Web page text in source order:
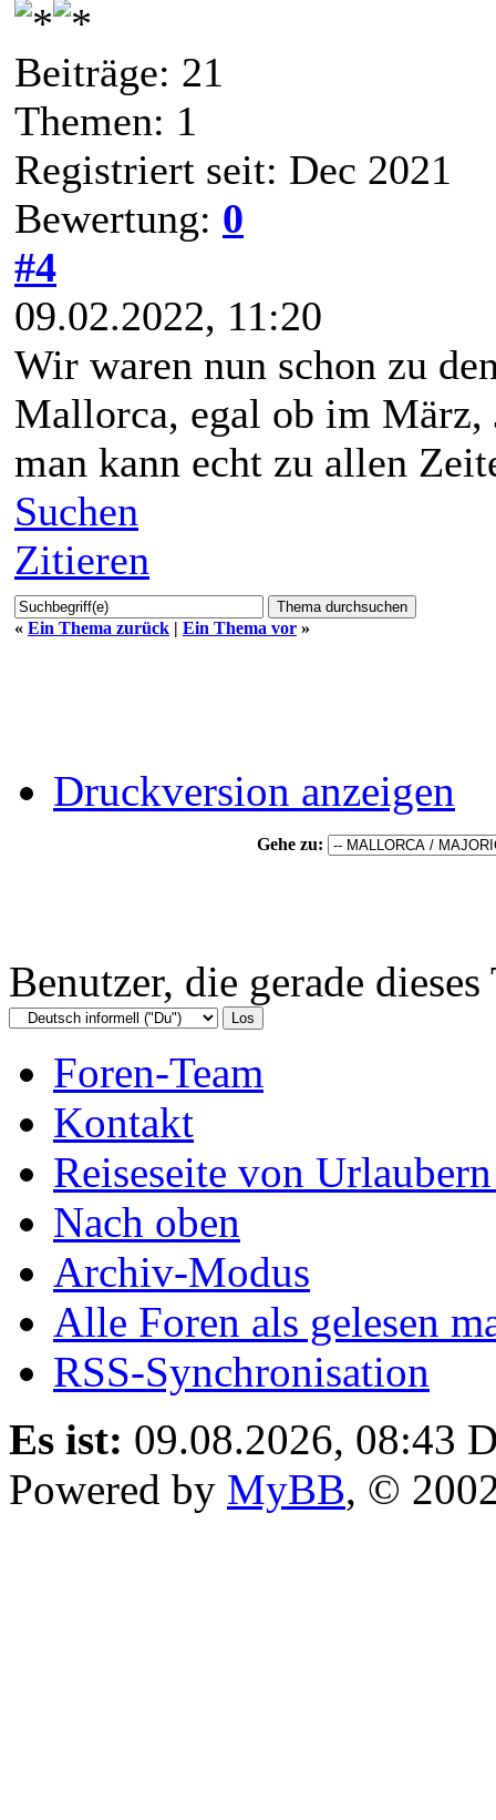
Beiträge: 21
Themen: 1
Registriert seit: Dec 2021
Bewertung: 0
#4
09.02.2022, 11:20
Wir waren nun schon zu
Mallorca, egal ob im März,
man kann echt zu allen
Suchen
Zitieren
« Ein Thema zurück | Ein Thema vor »
Druckversion anzeigen
Gehe zu:
Benutzer, die gerade
Foren-Team
Kontakt
Reiseseite von
Nach oben
Archiv-Modus
Alle Foren als gelesen
RSS-Synchronisation
Es ist: 09.08.2026, 08:43
Powered by MyBB, ©